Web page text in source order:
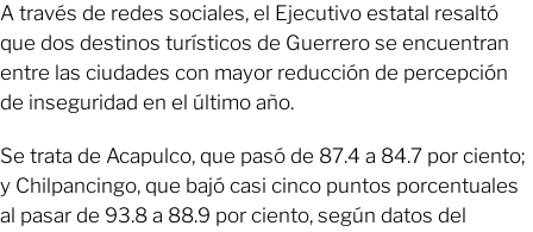
A través de redes sociales, el Ejecutivo estatal resaltó
que dos destinos turísticos de Guerrero se encuentran
entre las ciudades con mayor reducción de percepción
de inseguridad en el último año.
Se trata de Acapulco, que pasó de 87.4 a 84.7 por ciento;
y Chilpancingo, que bajó casi cinco puntos porcentuales
al pasar de 93.8 a 88.9 por ciento, según datos del